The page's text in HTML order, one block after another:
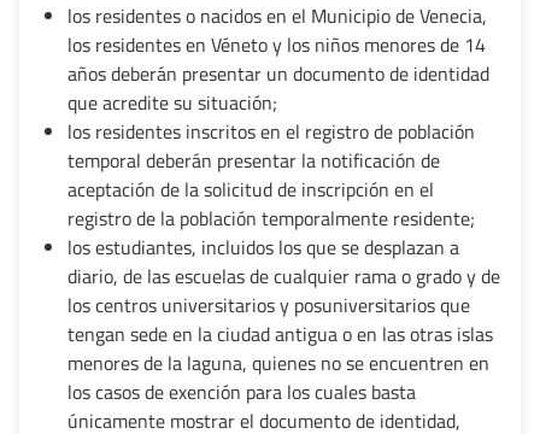
los residentes o nacidos en el Municipio de Venecia,
los residentes en Véneto y los niños menores de 14
años deberán presentar un documento de identidad
que acredite su situación;
los residentes inscritos en el registro de población
temporal deberán presentar la notificación de
aceptación de la solicitud de inscripción en el
registro de la población temporalmente residente;
los estudiantes, incluidos los que se desplazan a
diario, de las escuelas de cualquier rama o grado y de
los centros universitarios y posuniversitarios que
tengan sede en la ciudad antigua o en las otras islas
menores de la laguna, quienes no se encuentren en
los casos de exención para los cuales basta
únicamente mostrar el documento de identidad,